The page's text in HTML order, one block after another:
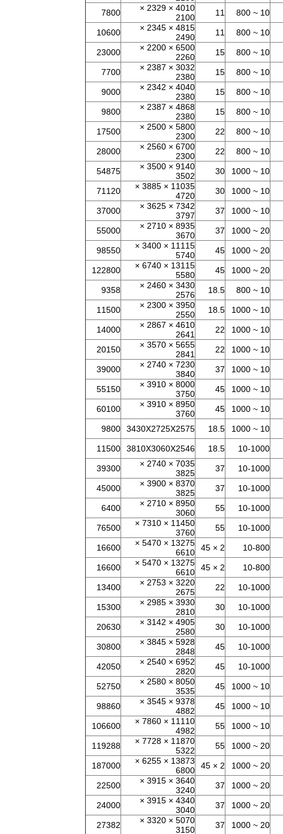
10 ~ 800
11
4010 × 2329 ×
2100
7800
10 ~ 800
11
4815 × 2345 ×
2490
10600
10 ~ 800
15
6500 × 2200 ×
2260
23000
10 ~ 800
15
3032 × 2387 ×
2380
7700
10 ~ 800
15
4040 × 2342 ×
2380
9000
10 ~ 800
15
4868 × 2387 ×
2380
9800
10 ~ 800
22
5800 × 2500 ×
2300
17500
10 ~ 800
22
6700 × 2560 ×
2300
28000
10 ~ 1000
30
9140 × 3500 ×
3502
54875
10 ~ 1000
30
11035 × 3885 ×
4720
71120
10 ~ 1000
37
7342 × 3625 ×
3797
37000
20 ~ 1000
37
8935 × 2710 ×
3670
55000
20 ~ 1000
45
11115 × 3400 ×
5740
98550
20 ~ 1000
45
13115 × 6740 ×
5580
122800
10 ~ 800
18.5
3430 × 2460 ×
2576
9358
10 ~ 1000
18.5
3950 × 2300 ×
2550
11500
10 ~ 1000
22
4610 × 2867 ×
2641
14000
10 ~ 1000
22
5655 × 3570 ×
2841
20150
10 ~ 1000
37
7230 × 2740 ×
3840
39000
10 ~ 1000
45
8000 × 3910 ×
3750
55150
10 ~ 1000
45
8950 × 3910 ×
3760
60100
10 ~ 1000
18.5
3430X2725X2575
9800
10-1000
18.5
3810X3060X2546
11500
10-1000
37
7035 × 2740 ×
3825
39300
10-1000
37
8370 × 3900 ×
3825
45000
10-1000
55
8950 × 2710 ×
3060
6400
10-1000
55
11450 × 7310 ×
3760
76500
10-800
2 × 45
13275 × 5470 ×
6610
16600
10-800
2 × 45
13275 × 5470 ×
6610
16600
10-1000
22
3220 × 2753 ×
2675
13400
10-1000
30
3930 × 2985 ×
2810
15300
10-1000
30
4905 × 3142 ×
2580
20630
10-1000
45
5928 × 3845 ×
2848
30800
10-1000
45
6952 × 2540 ×
2820
42050
10 ~ 1000
45
8050 × 2580 ×
3535
52750
10 ~ 1000
45
9378 × 3545 ×
4882
98860
10 ~ 1000
55
11110 × 7860 ×
4982
106600
20 ~ 1000
55
11870 × 7728 ×
5322
119288
20 ~ 1000
2 × 45
13873 × 6255 ×
6800
187000
20 ~ 1000
37
3640 × 3915 ×
3240
22500
20 ~ 1000
37
4340 × 3915 ×
3040
24000
20 ~ 1000
37
5070 × 3320 ×
3150
27382